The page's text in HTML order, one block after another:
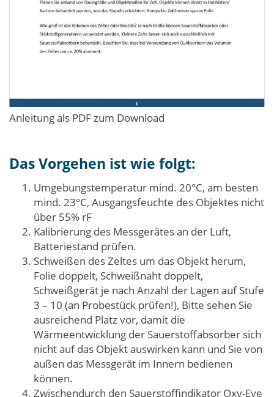
Anleitung als PDF zum Download
Das Vorgehen ist wie folgt:
Umgebungstemperatur mind. 20°C, am besten
mind. 23°C, Ausgangsfeuchte des Objektes nicht
über 55% rF
Kalibrierung des Messgerätes an der Luft,
Batteriestand prüfen.
Schweißen des Zeltes um das Objekt herum,
Folie doppelt, Schweißnaht doppelt,
Schweißgerät je nach Anzahl der Lagen auf Stufe
3 – 10 (an Probestück prüfen!), Bitte sehen Sie
ausreichend Platz vor, damit die
Wärmeentwicklung der Sauerstoffabsorber sich
nicht auf das Objekt auswirken kann und Sie von
außen das Messgerät im Innern bedienen
können.
Zwischendurch den Sauerstoffindikator Oxy-Eye